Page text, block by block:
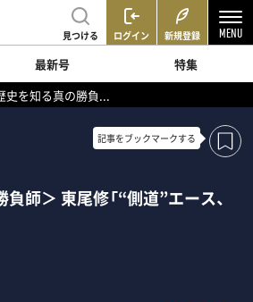
見つける ログイン 新規登録
最新号
特集
史を知る真の勝負...
記事をブックマークする
師＞ 東尾修「“側道”エース、